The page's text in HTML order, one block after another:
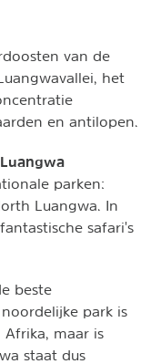
van de
het
en antilopen.
parken:
Luangwa. In
safari's
beste
park is
maar is
staat dus